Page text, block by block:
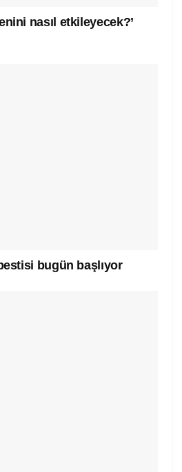
nasıl etkileyecek?’
bugün başlıyor